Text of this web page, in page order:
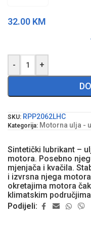
32.00 KM
- +
SKU: RPP2062LHC
Kategorija: Motorna ulja -
Sintetički lubrikant –
motora. Posebno
mjenjača i kvačila.
i izvrsna njega
okretajima motora
klimatskim
Podijeli: